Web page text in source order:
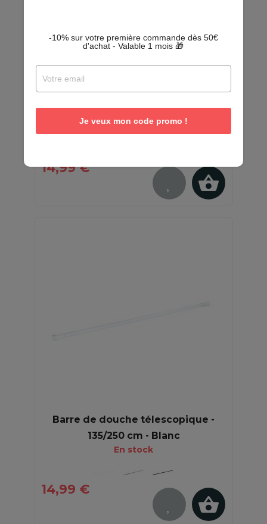
En stock - Quantités limitées
14,99 €
Barre de douche télescopique -
135/250 cm - Blanc
En stock
14,99 €
-10% sur votre première commande dès 50€
d'achat - Valable 1 mois 🎁
Je veux mon code promo !